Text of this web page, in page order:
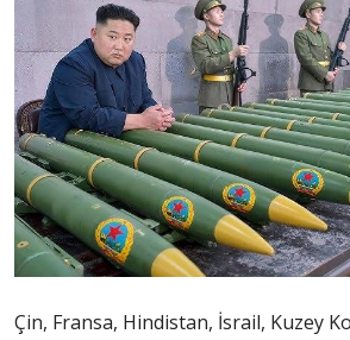
Çin, Fransa, Hindistan, İsrail, Kuzey